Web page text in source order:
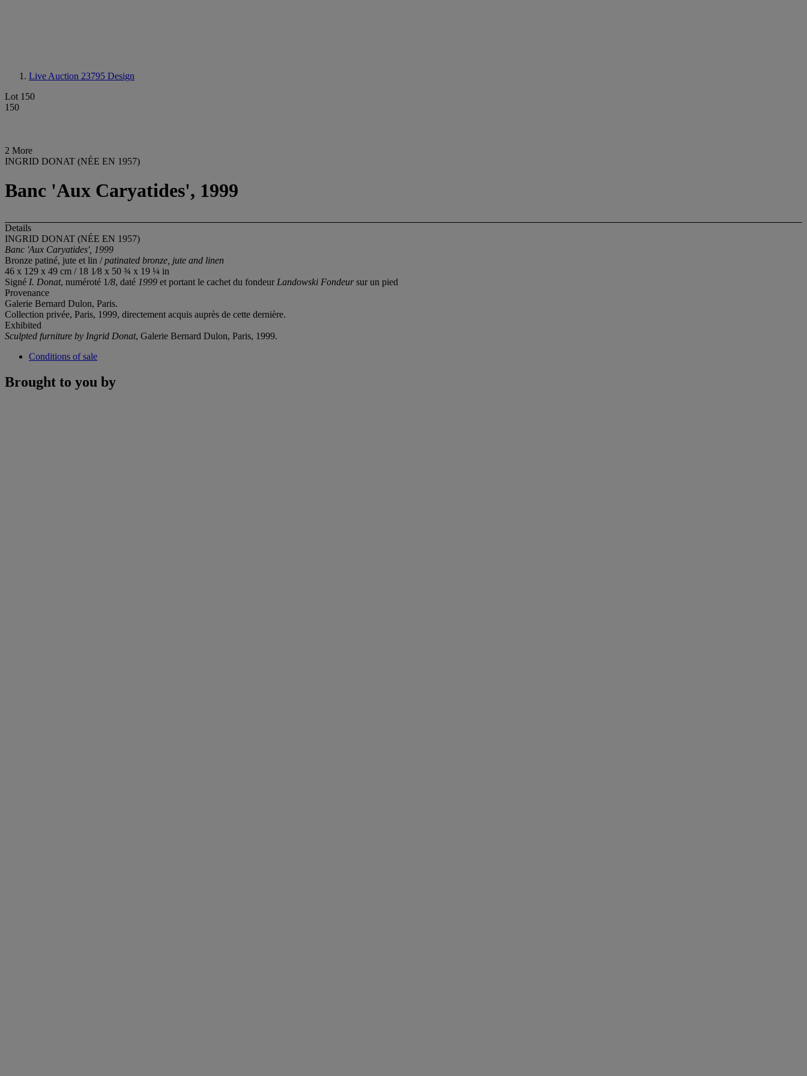
Live Auction 23795 Design
Lot 150
150
2 More
INGRID DONAT (NÉE EN 1957)
Banc 'Aux Caryatides', 1999
Details
INGRID DONAT (NÉE EN 1957)
Banc 'Aux Caryatides', 1999
Bronze patiné, jute et lin /patinated bronze, jute and linen
46 x 129 x 49 cm / 18 1⁄8 x 50 ¾ x 19 ¼ in
Signé I. Donat, numéroté 1/8, daté 1999 et portant le cachet du fondeur Landowski Fondeursur un pied
Provenance
Galerie Bernard Dulon, Paris.
Collection privée, Paris, 1999, directement acquis auprès de cette dernière.
Exhibited
Sculpted furniture by Ingrid Donat, Galerie Bernard Dulon, Paris, 1999.
Conditions of sale
Brought to you by